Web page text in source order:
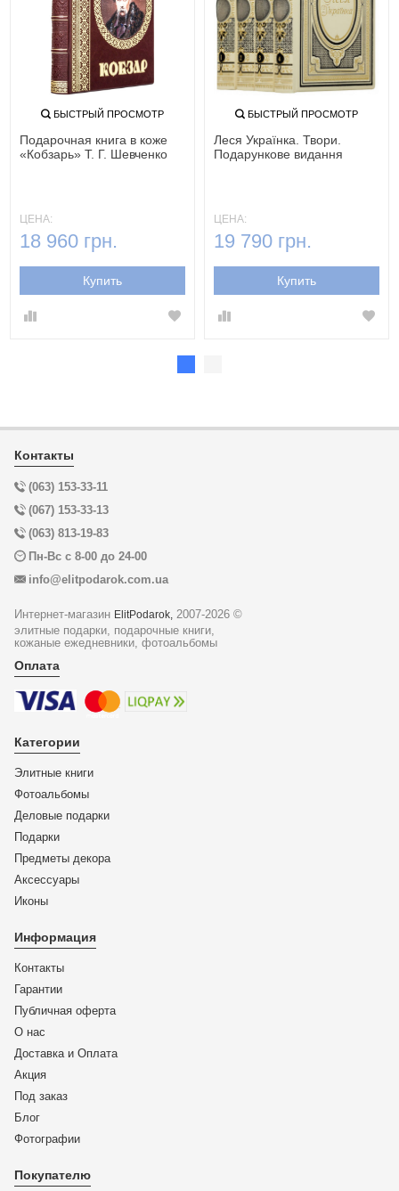
БЫСТРЫЙ ПРОСМОТР
Подарочная книга в коже
«Кобзарь» Т. Г. Шевченко
ЦЕНА:
18 960 грн.
Купить
БЫСТРЫЙ ПРОСМОТР
Леся Українка. Твори.
Подарункове видання
ЦЕНА:
19 790 грн.
Купить
Контакты
(063) 153-33-11
(067) 153-33-13
(063) 813-19-83
Пн-Вс с 8-00 до 24-00
info@elitpodarok.com.ua
Интернет-магазин ElitPodarok,
2007-2026 ©
элитные подарки, подарочные книги,
кожаные ежедневники, фотоальбомы
Оплата
Категории
Элитные книги
Фотоальбомы
Деловые подарки
Подарки
Предметы декора
Аксессуары
Иконы
Информация
Контакты
Гарантии
Публичная оферта
О нас
Доставка и Оплата
Акция
Под заказ
Блог
Фотографии
Покупателю